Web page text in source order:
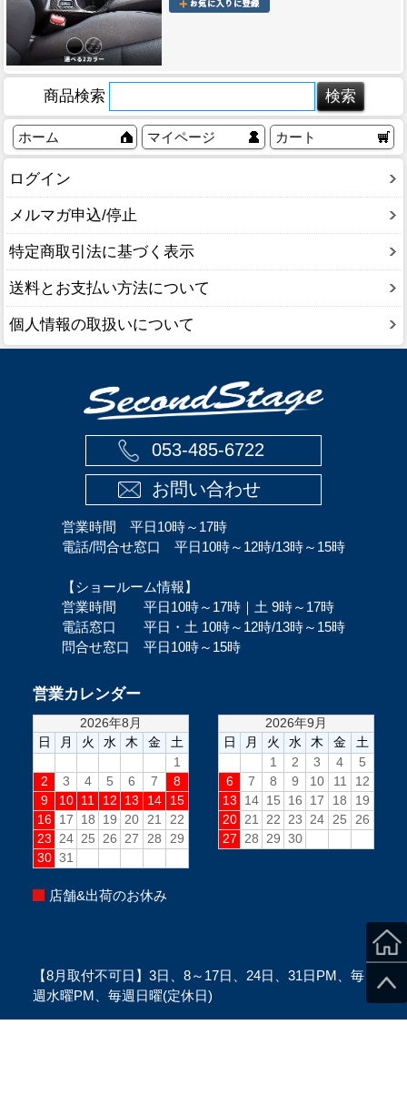
商品検索
ホーム マイページ カート
ログイン
メルマガ申込/停止
特定商取引法に基づく表示
送料とお支払い方法について
個人情報の取扱いについて
053-485-6722
お問い合わせ
営業時間 平日10時～17時
電話/問合せ窓口 平日10時～12時/13時～15時
【ショールーム情報】
営業時間 平日10時～17時｜土 9時～17時
電話窓口 平日・土 10時～12時/13時～15時
問合せ窓口 平日10時～15時
営業カレンダー
店舗&出荷のお休み
【8月取付不可日】3日、8～17日、24日、31日PM、毎
週水曜PM、毎週日曜(定休日)